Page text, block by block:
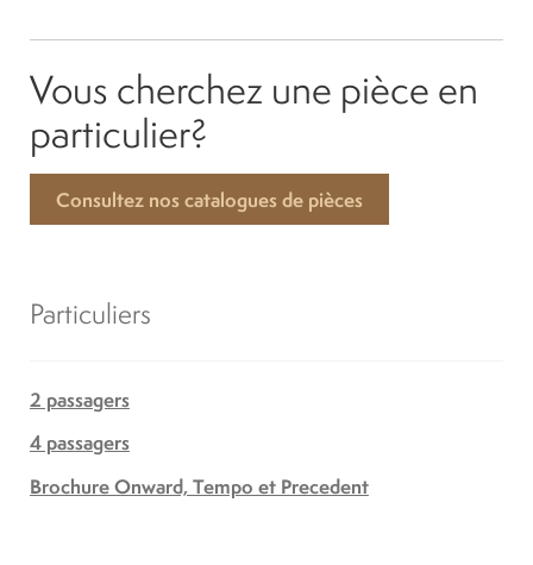
Vous cherchez une pièce en
particulier?
Consultez nos catalogues de pièces
Particuliers
2 passagers
4 passagers
Brochure Onward, Tempo et Precedent